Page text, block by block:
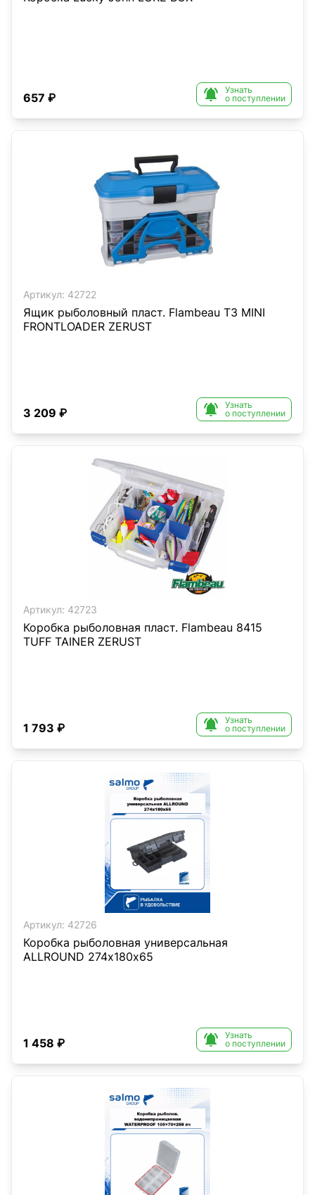
657 ₽ 
Узнать
о поступлении
Артикул: 42722
Ящик рыболовный пласт. Flambeau T3 MINI
FRONTLOADER ZERUST
3 209 ₽ 
Узнать
о поступлении
Артикул: 42723
Коробка рыболовная пласт. Flambeau 8415
TUFF TAINER ZERUST
1 793 ₽ 
Узнать
о поступлении
Артикул: 42726
Коробка рыболовная универсальная
ALLROUND 274х180х65
1 458 ₽ 
Узнать
о поступлении